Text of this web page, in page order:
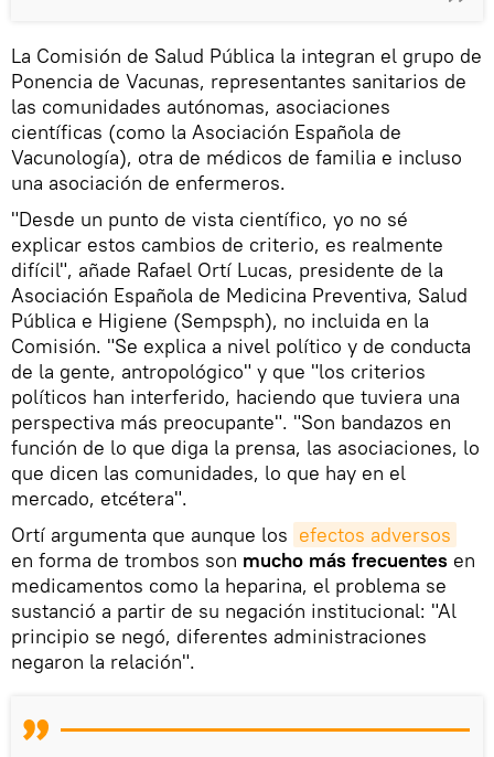
La Comisión de Salud Pública la integran el grupo de
Ponencia de Vacunas, representantes sanitarios de
las comunidades autónomas, asociaciones
científicas (como la Asociación Española de
Vacunología), otra de médicos de familia e incluso
una asociación de enfermeros.
"Desde un punto de vista científico, yo no sé
explicar estos cambios de criterio, es realmente
difícil", añade Rafael Ortí Lucas, presidente de la
Asociación Española de Medicina Preventiva, Salud
Pública e Higiene (Sempsph), no incluida en la
Comisión. "Se explica a nivel político y de conducta
de la gente, antropológico" y que "los criterios
políticos han interferido, haciendo que tuviera una
perspectiva más preocupante". "Son bandazos en
función de lo que diga la prensa, las asociaciones, lo
que dicen las comunidades, lo que hay en el
mercado, etcétera".
Ortí argumenta que aunque los efectos adversos
en forma de trombos son mucho más frecuentes en
medicamentos como la heparina, el problema se
sustanció a partir de su negación institucional: "Al
principio se negó, diferentes administraciones
negaron la relación".